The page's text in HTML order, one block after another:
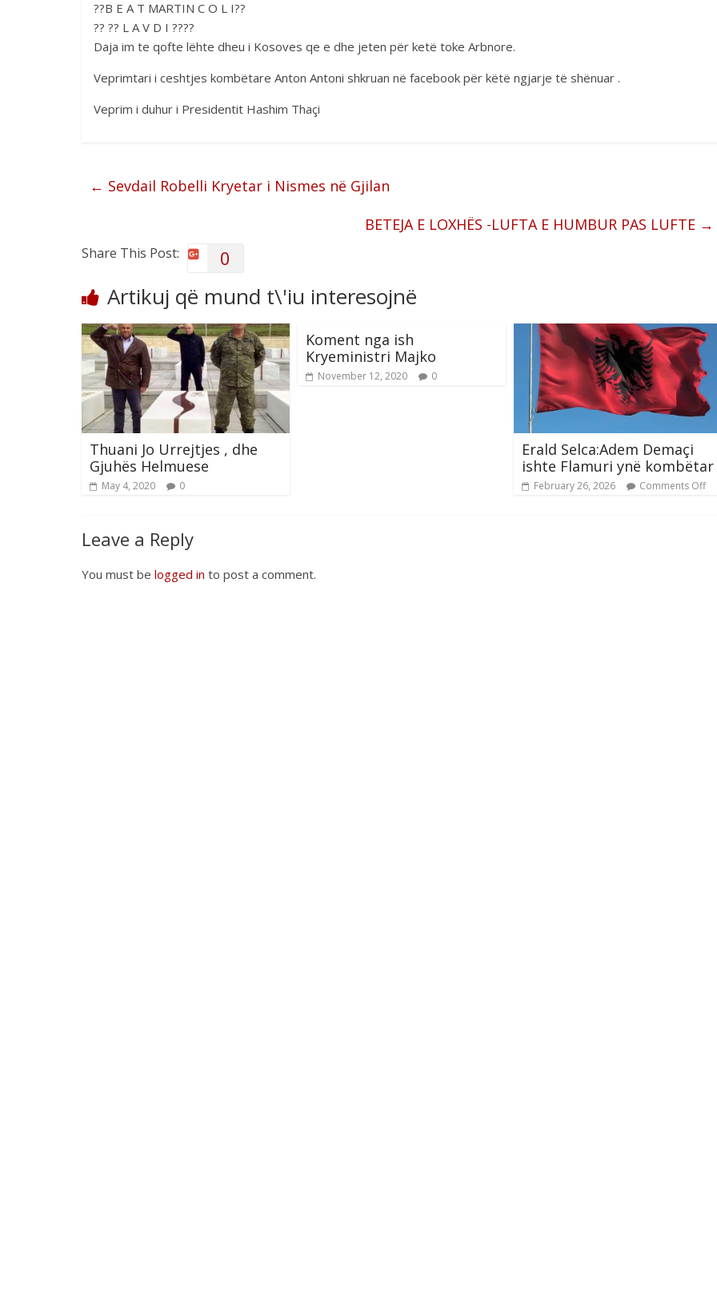
??B E A T MARTIN C O L I??
?? ?? L A V D I ????
Daja im te qofte lëhte dheu i Kosoves qe e dhe jeten për ketë toke Arbnore.
Veprimtari i ceshtjes kombëtare Anton Antoni shkruan në facebook për këtë ngjarje të shënuar .
Veprim i duhur i Presidentit Hashim Thaçi
← Sevdail Robelli Kryetar i Nismes në Gjilan
BETEJA E LOXHËS -LUFTA E HUMBUR PAS LUFTE →
Share This Post: 0
Artikuj që mund t\'iu interesojnë
Thuani Jo Urrejtjes , dhe
Gjuhës Helmuese
May 4, 2020 0
Koment nga ish
Kryeministri Majko
November 12, 2020 0
Erald Selca:Adem Demaçi
ishte Flamuri ynë kombëtar
February 26, 2026 Comments Off
Leave a Reply
You must be logged in to post a comment.